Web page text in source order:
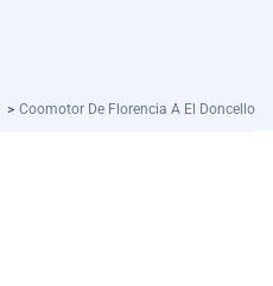
> Coomotor De Florencia A El Doncello